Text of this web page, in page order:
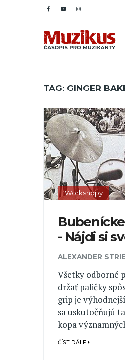
TAG: GINGER
Workshopy
- Nájdi si
ALEXANDER
Všetky odborné
držať paličky
grip je
sa uskutočňujú
kopa
ČÍST DÁLE